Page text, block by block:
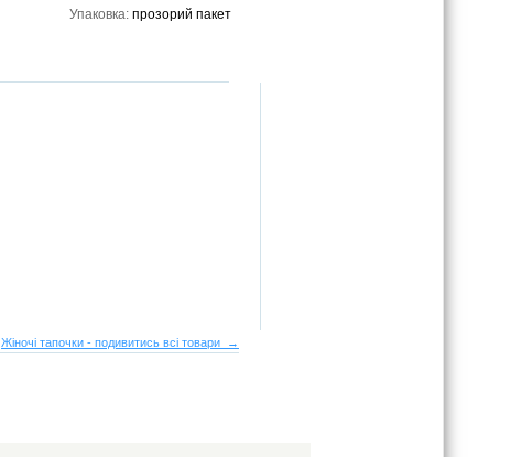
Упаковка: прозорий пакет
Жіночі тапочки - подивитись всі товари →